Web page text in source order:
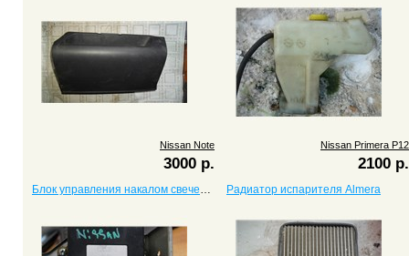
Nissan Note
3000 р.
Nissan Primera P12
2100 р.
Блок управления накалом свечей Atlas U-AMF 22 Радиатор испарителя Almera